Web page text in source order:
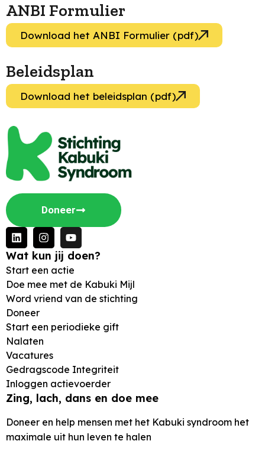
ANBI Formulier
Download het ANBI Formulier (pdf)
Beleidsplan
Download het beleidsplan (pdf)
Doneer
Wat kun jij doen?
Start een actie
Doe mee met de Kabuki Mijl
Word vriend van de stichting
Doneer
Start een periodieke gift
Nalaten
Vacatures
Gedragscode Integriteit
Inloggen actievoerder
Zing, lach, dans en doe mee
Doneer en help mensen met het Kabuki syndroom het
maximale uit hun leven te halen